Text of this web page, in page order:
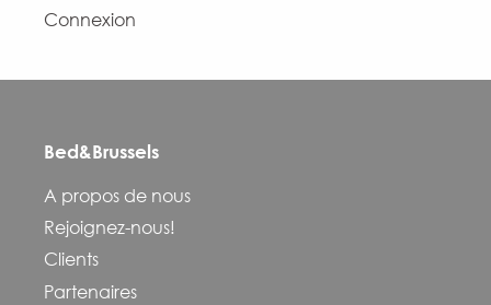
Connexion
Bed&Brussels
A propos de nous
Rejoignez-nous!
Clients
Partenaires